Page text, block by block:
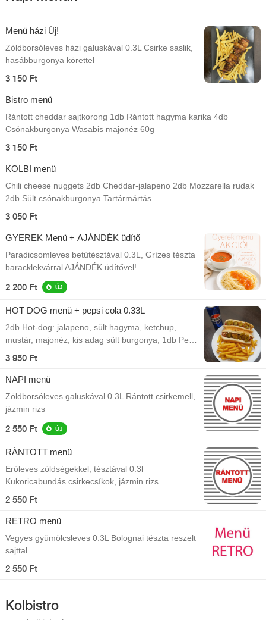
Menü házi Új!
Zöldborsóleves házi galuskával 0.3L Csirke saslik,
hasábburgonya körettel
3 150 Ft
Bistro menü
Rántott cheddar sajtkorong 1db Rántott hagyma karika 4db
Csónakburgonya Wasabis majonéz 60g
3 150 Ft
KOLBI menü
Chili cheese nuggets 2db Cheddar-jalapeno 2db Mozzarella rudak
2db Sült csónakburgonya Tartármártás
3 050 Ft
GYEREK Menü + AJÁNDÉK üdítő
Paradicsomleves betűtésztával 0.3L, Grízes tészta
baracklekvárral AJÁNDÉK üdítővel!
2 200 Ft ÚJ
HOT DOG menü + pepsi cola 0.33L
2db Hot-dog: jalapeno, sült hagyma, ketchup,
mustár, majonéz, kis adag sült burgonya, 1db Pepsi
termék üditő (0,33l)
3 950 Ft
NAPI menü
Zöldborsóleves galuskával 0.3L Rántott csirkemell,
jázmin rizs
2 550 Ft ÚJ
RÁNTOTT menü
Erőleves zöldségekkel, tésztával 0.3l
Kukoricabundás csirkecsíkok, jázmin rizs
2 550 Ft
RETRO menü
Vegyes gyümölcsleves 0.3L Bolognai tészta reszelt
sajttal
2 550 Ft
Kolbistro